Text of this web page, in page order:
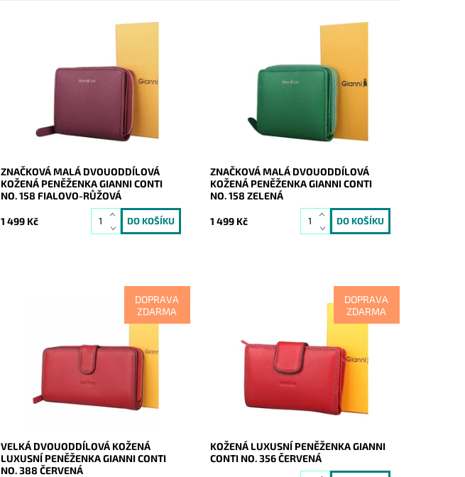
fialovo-růžové barvě.
Dostupnost:
Skladem
ZNAČKOVÁ MALÁ DVOUODDÍLOVÁ
KOŽENÁ PENĚŽENKA GIANNI CONTI
NO. 158 FIALOVO-RŮŽOVÁ
1 499 Kč
Dostupnost:
Gianni Conti
ZNAČKOVÁ MALÁ DVOUODDÍLOVÁ
KOŽENÁ PENĚŽENKA GIANNI CONTI
NO. 158 ZELENÁ
1 499 Kč
DOPRAVA
ZDARMA
Líbí se Vám mít doklady, peníze a
v bezpečí? Ideální volbou je pro Vás
tato velká dvouoddílová červená
Dostupnost:
nedostupné
2 roky
VELKÁ DVOUODDÍLOVÁ KOŽENÁ
LUXUSNÍ PENĚŽENKA GIANNI CONTI
NO. 388 ČERVENÁ
DOPRAVA
ZDARMA
Dopřejte si a svým financím luxus
Gianni Conti. Jednou vyzkoušíte a již
nikdy nebudete chtít měnit!
Dostupnost:
Skladem
20467
Značka:
2 roky
KOŽENÁ LUXUSNÍ PENĚŽENKA GIANNI
CONTI NO. 356 ČERVENÁ